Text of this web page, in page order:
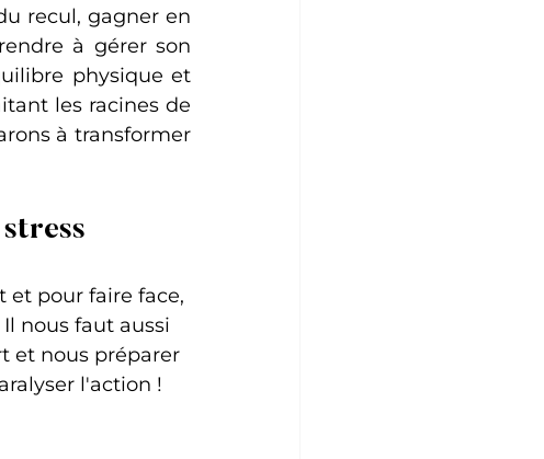
recul, gagner en
à gérer son
physique et
les racines de
à transformer
pour faire face,
nous faut aussi
et nous préparer
l'action !